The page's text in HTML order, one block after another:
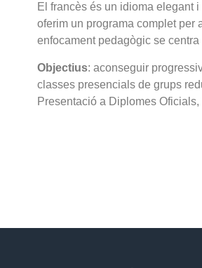
El francès és un idioma elegant
oferim un programa complet per
enfocament pedagògic se
Objectius: aconseguir
classes presencials de grups
Presentació a Diplomes